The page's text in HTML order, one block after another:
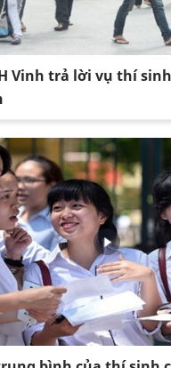
Vinh trả lời vụ thí sinh